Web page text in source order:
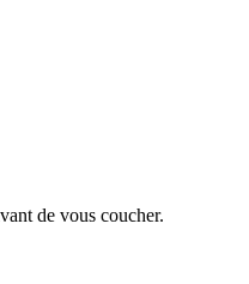
de vous coucher.